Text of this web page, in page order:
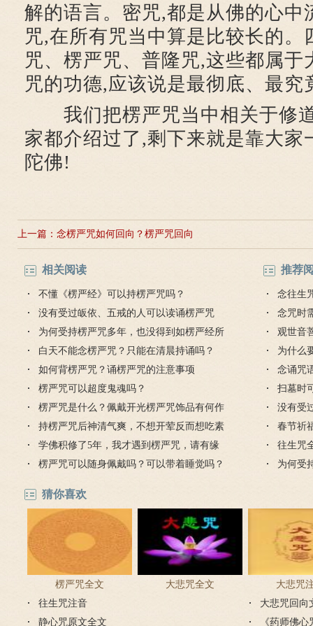
解的语言。密咒,都是从佛的心中
咒,在所有咒当中算是比较长的。
咒、楞严咒、普隆咒,这些都属于
咒的功德,应该说是最彻底、最究
我们把楞严咒当中相关于修
家都介绍过了,剩下来就是靠大家
陀佛!
上一篇： 念楞严咒如何回向？楞严咒回向
相关阅读
不懂《楞严经》可以持楞严咒吗？
没有受过皈依、五戒的人可以读诵楞严咒
吗？
为何受持楞严咒多年，也没得到如楞严经所
说的功德？
白天不能念楞严咒？只能在清晨持诵吗？
如何背楞严咒？诵楞严咒的注意事项
楞严咒可以超度鬼魂吗？
楞严咒是什么？佩戴开光楞严咒饰品有何作
用和禁忌？
持楞严咒后神清气爽，不想开荤反而想吃素
学佛积修了5年，我才遇到楞严咒，请有缘
人珍惜楞严咒！
楞严咒可以随身佩戴吗？可以带着睡觉吗？
推荐
念往生
念咒时
观世音
好处
为什么
念诵咒
扫墓时
没有受
吗？
春节祈
往生咒
为何受
猜你喜欢
楞严咒全文 大悲咒全文
大悲咒
往生咒注音
大悲咒回向
静心咒原文全文
《药师佛